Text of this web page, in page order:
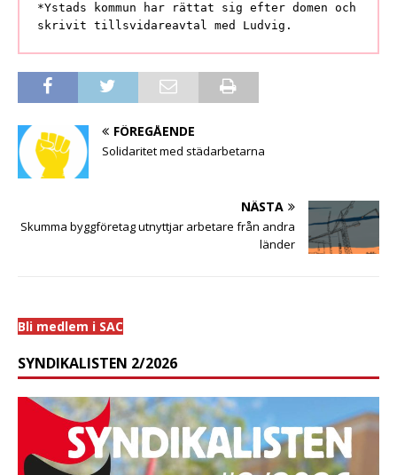
*Ystads kommun har rättat sig efter domen och
skrivit tillsvidareavtal med Ludvig.
FÖREGÅENDE
Solidaritet med städarbetarna
NÄSTA
Skumma byggföretag utnyttjar arbetare från andra
länder
Bli medlem i SAC
SYNDIKALISTEN 2/2026